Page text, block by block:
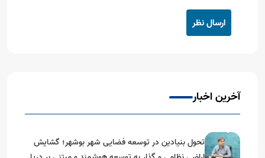
ارسال نظر
آخرین اخبار
تحول بنیادین در توسعه فضایی شهر بوشهر؛ گشایش